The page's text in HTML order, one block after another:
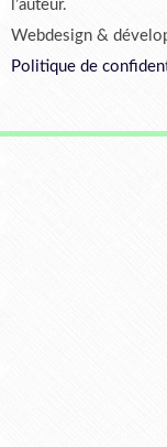
l’auteur.
Webdesign &
Politique de